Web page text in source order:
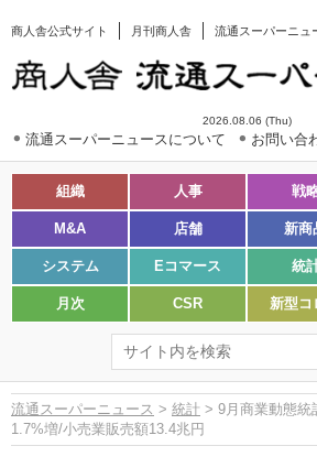
商人舎公式サイト 月刊商人舎 流通スーパーニュ
2026.08.06 (Thu)
流通スーパーニュースについて お問い合
組織 人事 戦
M&A 店舗 新商
システム Eコマース 統
月次 CSR 新型コ
流通スーパーニュース > 統計 > 9月商業動態統
1.7%増/小売業販売額13.4兆円